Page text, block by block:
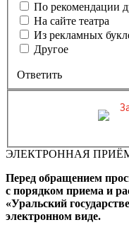
По рекомендации
На сайте театра
Из рекламных
Другое
Ответить
Вы бронируете места
ЭЛЕКТРОННАЯ
Перед обращением
с порядком приема и
«Уральский
электронном виде.